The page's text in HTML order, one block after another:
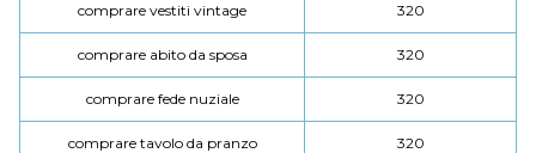
comprare vestiti vintage 320
comprare abito da sposa 320
comprare fede nuziale 320
comprare tavolo da pranzo 320